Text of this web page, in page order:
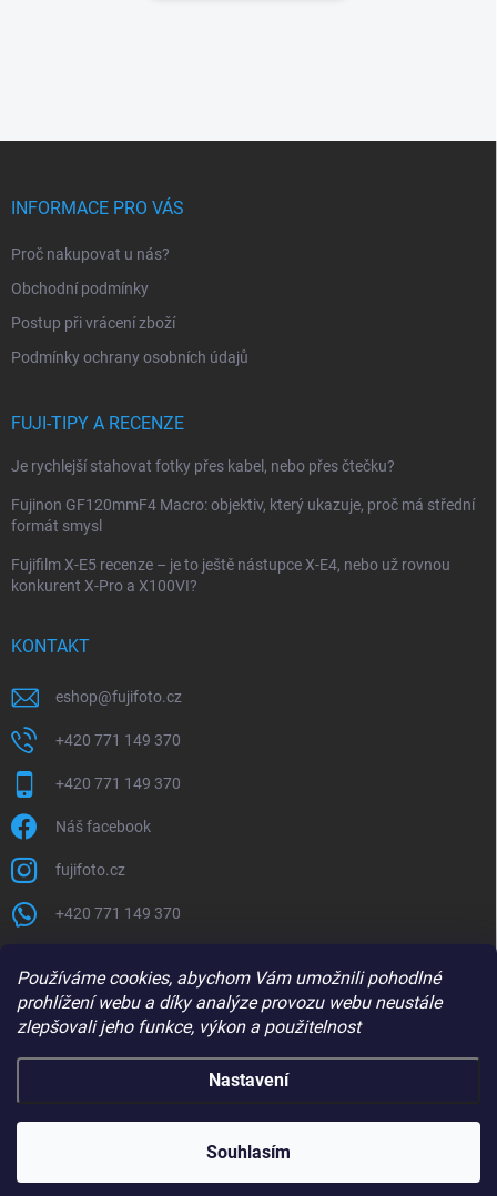
Používáme cookies, abychom Vám umožnili pohodlné
prohlížení webu a díky analýze provozu webu neustále
zlepšovali jeho funkce, výkon a použitelnost
Nastavení
Souhlasím
INFORMACE PRO VÁS
Proč nakupovat u nás?
Obchodní podmínky
Postup při vrácení zboží
Podmínky ochrany osobních údajů
FUJI-TIPY A RECENZE
Je rychlejší stahovat fotky přes kabel, nebo přes čtečku?
Fujinon GF120mmF4 Macro: objektiv, který ukazuje, proč má střední
formát smysl
Fujifilm X-E5 recenze – je to ještě nástupce X-E4, nebo už rovnou
konkurent X-Pro a X100VI?
KONTAKT
eshop@fujifoto.cz
+420 771 149 370
+420 771 149 370
Náš facebook
fujifoto.cz
+420 771 149 370
PŘIJÍMÁME ONLINE PLATBY
FUJIFOTO.CZ . Všechna práva vyhrazena.